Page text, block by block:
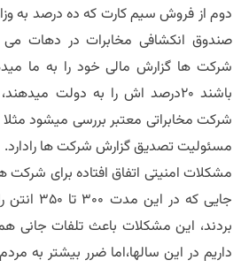
دوم از فروش سیم کارت که ده درصد به
صندوق انکشافی مخابرات در دهات می
شرکت ها گزارش مالی خود را به ما
باشند 20درصد اش را به دولت
شرکت مخابراتی معتبر بررسی میشود
مسئولیت تصدیق گزارش شرکت ها رادارد.
جایی که
بردند، این مشکلات باعث تلفات جانی
داریم در این سالها،اما ضرر بیشتر به